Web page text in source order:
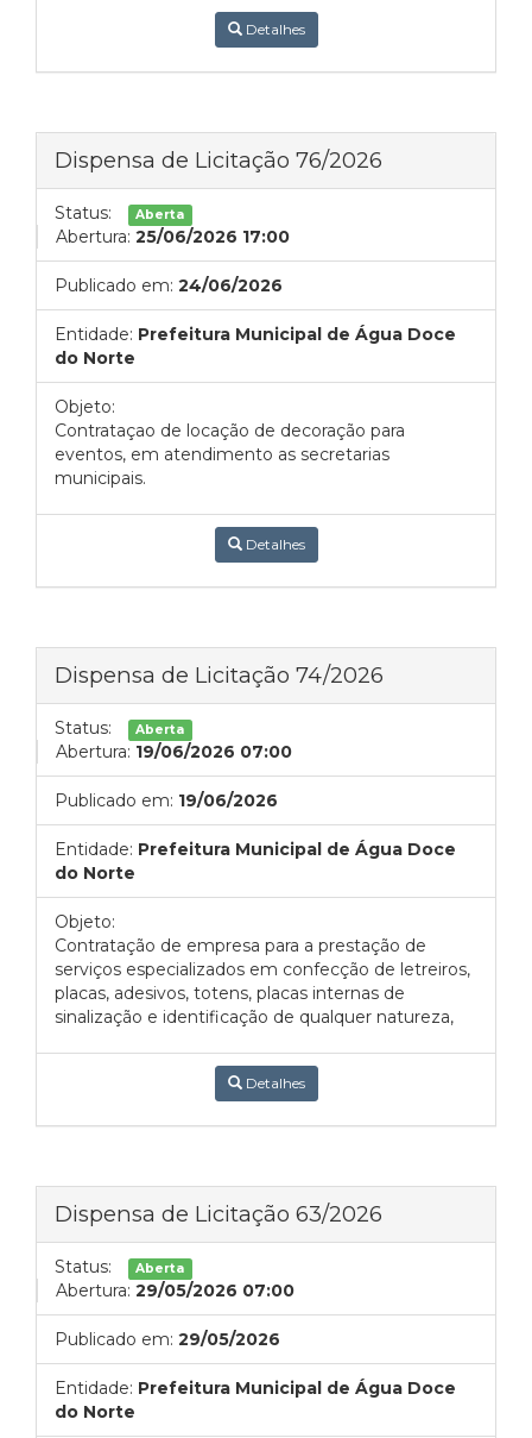
Detalhes
Dispensa de Licitação 76/2026
Status: Aberta
Abertura: 25/06/2026 17:00
Publicado em: 24/06/2026
Entidade: Prefeitura Municipal de Água Doce
do Norte
Objeto:
Contrataçao de locação de decoração para
eventos, em atendimento as secretarias
municipais.
Detalhes
Dispensa de Licitação 74/2026
Status: Aberta
Abertura: 19/06/2026 07:00
Publicado em: 19/06/2026
Entidade: Prefeitura Municipal de Água Doce
do Norte
Objeto:
Contratação de empresa para a prestação de
serviços especializados em confecção de letreiros,
placas, adesivos, totens, placas internas de
sinalização e identificação de qualquer natureza,
Detalhes
Dispensa de Licitação 63/2026
Status: Aberta
Abertura: 29/05/2026 07:00
Publicado em: 29/05/2026
Entidade: Prefeitura Municipal de Água Doce
do Norte